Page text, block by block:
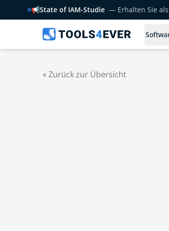
📢State of IAM-Studie — Erhalten Sie
« Zurück zur Übersicht